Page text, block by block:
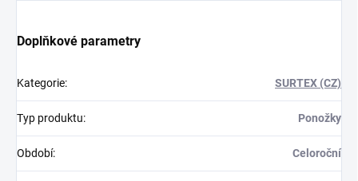
Doplňkové parametry
Kategorie: SURTEX (CZ)
Typ produktu: Ponožky
Období: Celoroční